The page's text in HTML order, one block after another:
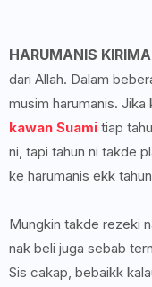
HARUMANIS
dari Allah. Dalam
musim harumanis.
kawan Suami tiap
ni, tapi tahun ni takde
ke harumanis ekk
Mungkin takde rezeki
nak beli juga sebab
Sis cakap, bebaikk